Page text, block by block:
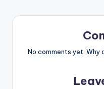
No comments yet. Why